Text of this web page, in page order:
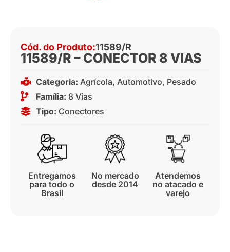
Cód. do Produto:11589/R
11589/R – CONECTOR 8 VIAS
Categoria: Agrícola, Automotivo, Pesado
Família: 8 Vias
Tipo: Conectores
Entregamos
para todo o
Brasil
No mercado
desde 2014
Atendemos
no atacado e
varejo